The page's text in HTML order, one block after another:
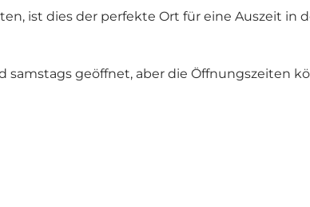
ist dies der perfekte Ort für eine Auszeit in
samstags geöffnet, aber die Öffnungszeiten